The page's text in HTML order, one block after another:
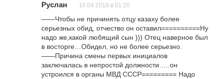
Руслан 10.04.2018 в 01:20
——Чтобы не причинять отцу казаху более
серьезных обид, отчество он оставил==========Ну
надо же,какой любящий сын ))) Отец наверное был
в восторге…Обидел, но не более серьезно.
——Причина смены первых инициалов
заключалась в непростой должности…..он
устроился в органы МВД СССР========= Надо